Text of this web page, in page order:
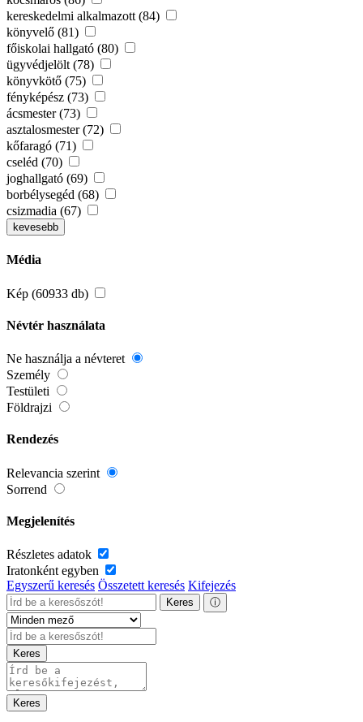
kereskedelmi alkalmazott (84)
könyvelő (81)
főiskolai hallgató (80)
ügyvédjelölt (78)
könyvkötő (75)
fényképész (73)
ácsmester (73)
asztalosmester (72)
kőfaragó (71)
cseléd (70)
joghallgató (69)
borbélysegéd (68)
csizmadia (67)
kevesebb
Média
Kép (60933 db)
Névtér használata
Ne használja a névteret
Személy
Testületi
Földrajzi
Rendezés
Relevancia szerint
Sorrend
Megjelenítés
Részletes adatok
Iratonként egyben
Egyszerű keresés Összetett keresés Kifejezés
Keres ⓘ
Keres
Keres